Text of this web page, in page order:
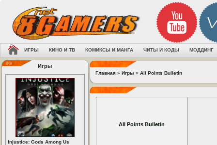
ИГРЫ КИНО И ТВ КОМИКСЫ И МАНГА ЧИТЫ И КОДЫ МОДДИНГ
Игры
Injustice: Gods Among Us
Главная » Игры » All Points Bulletin
All Points Bulletin